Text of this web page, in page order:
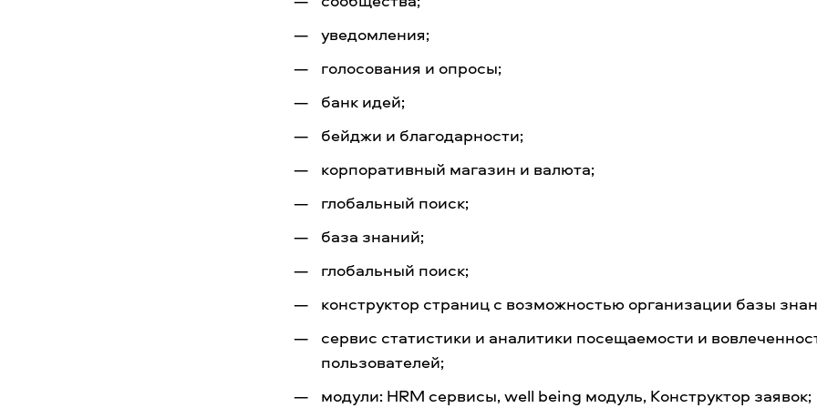
уведомления;
голосования и опросы;
банк идей;
бейджи и благодарности;
корпоративный магазин и валюта;
глобальный поиск;
база знаний;
глобальный поиск;
конструктор страниц с возможностью организации базы
сервис статистики и аналитики посещаемости и
пользователей;
модули: HRM сервисы, well being модуль, Конструктор заявок;